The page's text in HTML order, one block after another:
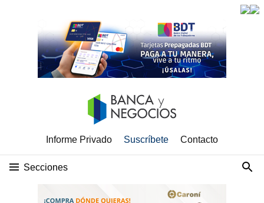
Informe Privado Suscríbete Contacto
Secciones